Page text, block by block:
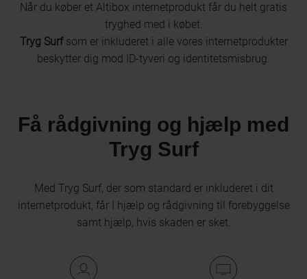
Når du køber et Altibox internetprodukt får du helt gratis
tryghed med i købet.
Tryg Surfsom er inkluderet i alle vores internetprodukter
beskytter dig mod ID-tyveri og identitetsmisbrug.
Få rådgivning og hjælp med
Tryg Surf
Med Tryg Surf, der som standard er inkluderet i dit
internetprodukt, får I hjælp og rådgivning til forebyggelse
samt hjælp, hvis skaden er sket.